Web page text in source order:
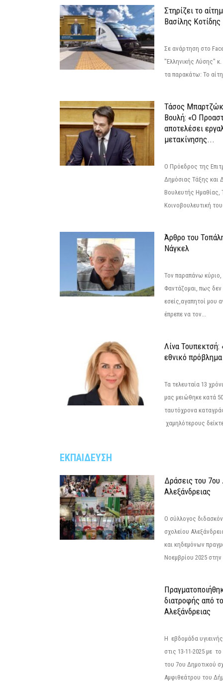
Στηρίζει το
Βασίλης Κοτίδης
Σε ανάρτηση στο
"Ελληνικής Λύσης"
τα παρακάτω: Το
Τάσος
Βουλή: «Ο
αποτελέσει
μετακίνησης...
Ο Πρόεδρος της
Δημόσιας Τάξης και
Βουλευτής
Κοινοβουλευτική
Άρθρο του
Νάγκελ
Τον παραπάνω
Φαντάζομαι, πως δεν
εσείς,αγαπητοί μου
έπρεπε να τον...
Λίνα Τουπεκτσή:
εθνικό πρόβλημα
Τα τελευταία 13
μας μειώθηκε κατά
ταυτόχρονα
χαμηλότερους
ΕΚΠΑΙΔΕΥΣΗ
Δράσεις του 7ου
Αλεξάνδρειας
Ο σύλλογος
σχολείου
και κηδεμόνων
Νοεμβρίου 2025
διατροφής από
Αλεξάνδρειας
Η εβδομάδα
στις 13-11-2025 με
του 7ου Δημοτικού
Αμφιθεάτρου του